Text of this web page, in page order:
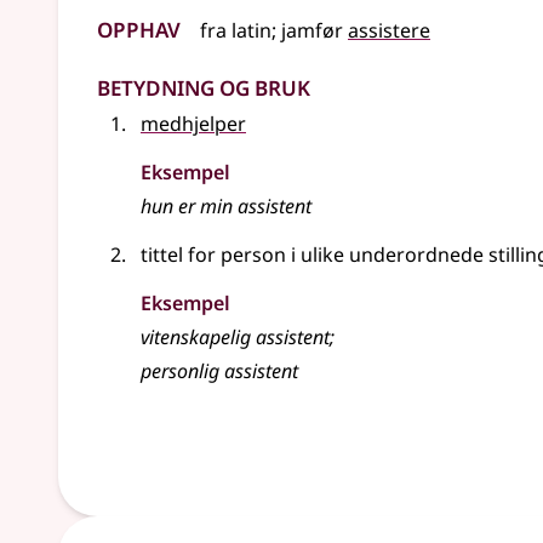
Opphav fra latin; jamførassistere
Betydning og bruk
medhjelper
Eksempel
hun er minassistent
tittel for person i ulike underordnede
Eksempel
vitenskapelig assistent;
personlig assistent